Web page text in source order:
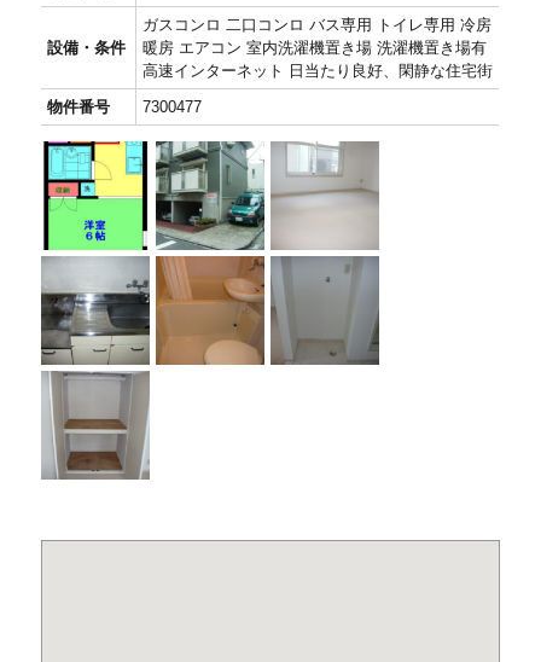
設備・条件
ガスコンロ 二口コンロ バス専用 トイレ専用 冷房
暖房 エアコン 室内洗濯機置き場 洗濯機置き場有
高速インターネット 日当たり良好、閑静な住宅街
物件番号
7300477